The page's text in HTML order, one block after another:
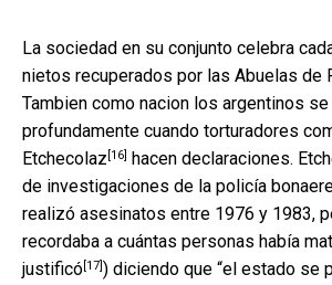
La sociedad en su conjunto celebra
nietos recuperados por las Abuelas de
Tambien como nacion los argentinos
profundamente cuando torturadores
Etchecolaz [16]
hacen declaraciones.
de investigaciones de la policía
realizó asesinatos entre 1976 y 1983,
recordaba a cuántas personas había
justificó[17]) diciendo que “el estado se